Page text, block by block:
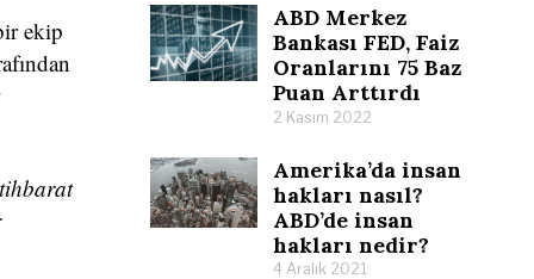
ekip
ABD Merkez
Bankası FED, Faiz
Oranlarını 75 Baz
Puan Arttırdı
2 Kasım 2022
Amerika’da insan
hakları nasıl?
ABD’de insan
hakları nedir?
4 Aralık 2021